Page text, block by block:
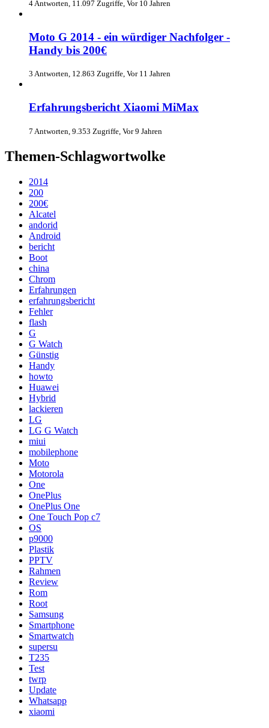
4 Antworten, 11.097 Zugriffe, Vor 10 Jahren
Moto G 2014 - ein würdiger Nachfolger -
Handy bis 200€
3 Antworten, 12.863 Zugriffe, Vor 11 Jahren
Erfahrungsbericht Xiaomi MiMax
7 Antworten, 9.353 Zugriffe, Vor 9 Jahren
Themen-Schlagwortwolke
2014
200
200€
Alcatel
andorid
Android
bericht
Boot
china
Chrom
Erfahrungen
erfahrungsbericht
Fehler
flash
G
G Watch
Günstig
Handy
howto
Huawei
Hybrid
lackieren
LG
LG G Watch
miui
mobilephone
Moto
Motorola
One
OnePlus
OnePlus One
One Touch Pop c7
OS
p9000
Plastik
PPTV
Rahmen
Review
Rom
Root
Samsung
Smartphone
Smartwatch
supersu
T235
Test
twrp
Update
Whatsapp
xiaomi